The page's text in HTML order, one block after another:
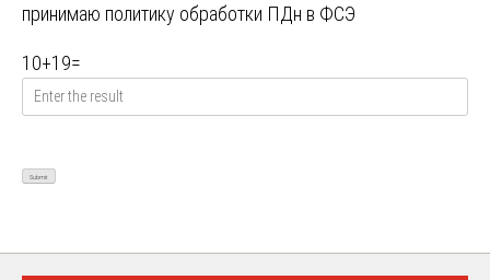
принимаю политику обработки ПДн в ФСЭ
10+19=